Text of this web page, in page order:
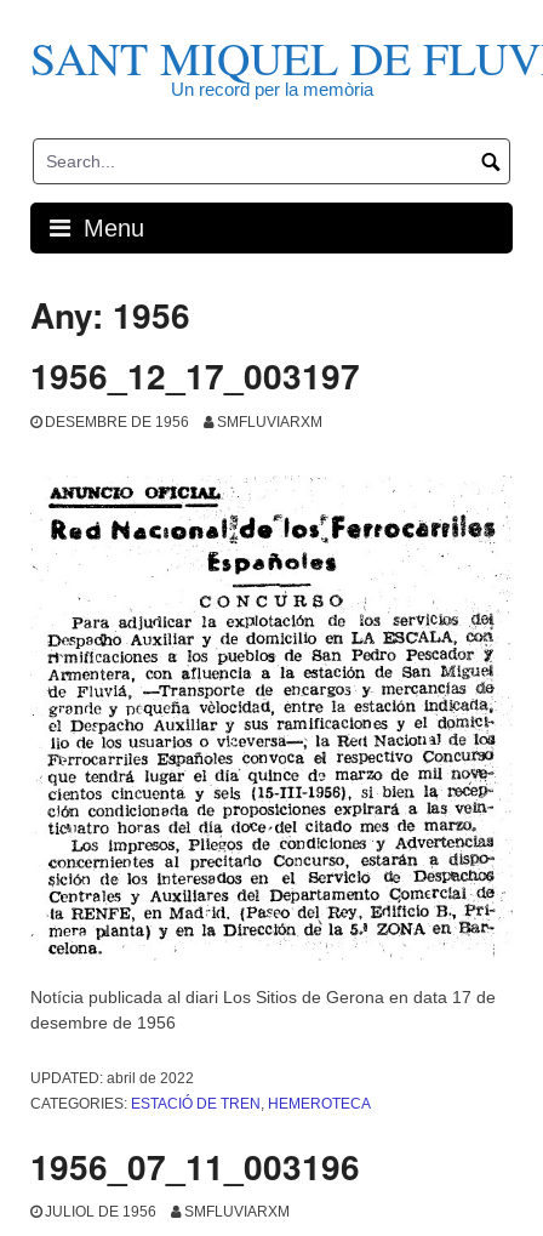
contentSANT MIQUEL DE
Un record per la memòria
Menu
Any: 1956
1956_12_17_003197
DESEMBRE DE 1956 SMFLUVIARXM
Notícia publicada al diari Los Sitios de Gerona en data 17 de
desembre de 1956
UPDATED: abril de 2022
CATEGORIES: ESTACIÓ DE TREN, HEMEROTECA
1956_07_11_003196
JULIOL DE 1956 SMFLUVIARXM